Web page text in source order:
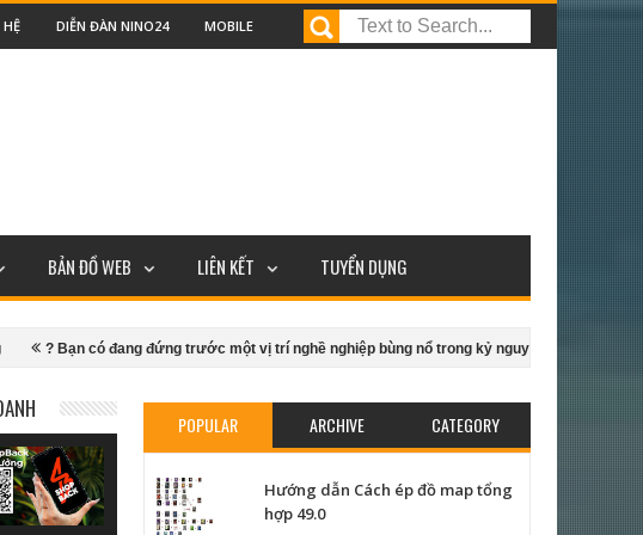
HỆ DIỄN ĐÀN NINO24 MOBILE
BẢN ĐỒ WEB LIÊN KẾT TUYỂN DỤNG
đứng trước một vị trí nghề nghiệp bùng nổ trong kỷ nguyên AI? Công cụ kiểm tra
Cách sử dụng Shopback để mua sắm tiết kiệm trên shopee
POPULAR ARCHIVE CATEGORY
Hướng dẫn Cách ép đồ map tổng
hợp 49.0